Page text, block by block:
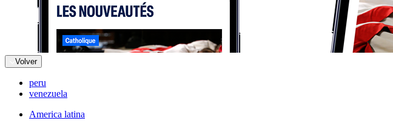
Volver
peru
venezuela
America latina